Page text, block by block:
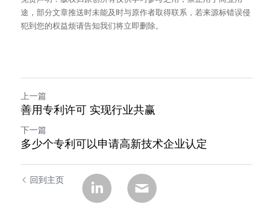
途，部分文章推送时未能及时与原作者取得联系，若来源标错误侵
犯到您的权益烦请告知我们将立即删除。
上一篇
善用专利许可 实现行业共赢
下一篇
多少个专利可以申请高新技术企业认定
回到主页